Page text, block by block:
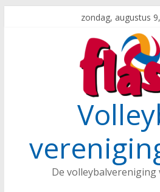
zondag, augustus
De volleybalvereniging